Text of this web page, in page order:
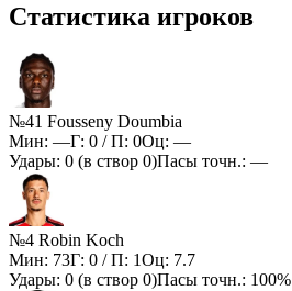
Статистика игроков
№41 Fousseny Doumbia
Мин: —Г: 0 / П: 0Оц: —
Удары: 0 (в створ 0)Пасы точн.: —
№4 Robin Koch
Мин: 73Г: 0 / П: 1Оц: 7.7
Удары: 0 (в створ 0)Пасы точн.: 100%